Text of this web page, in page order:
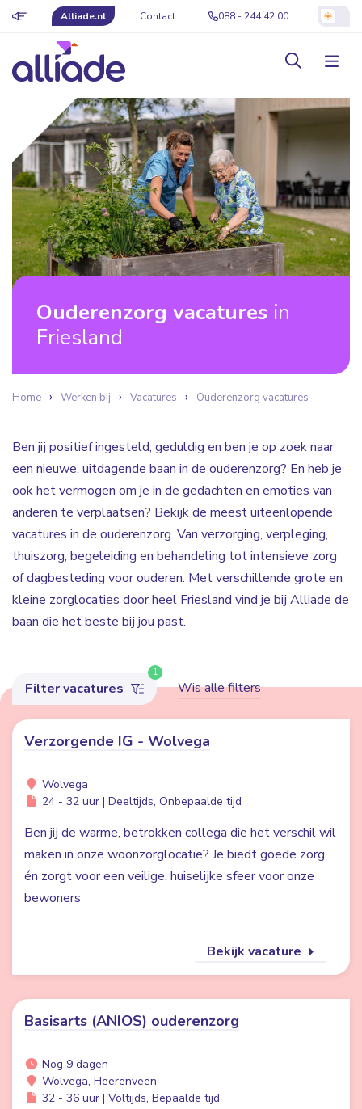
Alliade.nl Contact 088 - 244 42 00
Ouderenzorg vacatures in
Friesland
Home Werken bij Vacatures Ouderenzorg vacatures
Ben jij positief ingesteld, geduldig en ben je op zoek naar
een nieuwe, uitdagende baan in de ouderenzorg? En heb je
ook het vermogen om je in de gedachten en emoties van
anderen te verplaatsen? Bekijk de meest uiteenlopende
vacatures in de ouderenzorg. Van verzorging, verpleging,
thuiszorg, begeleiding en behandeling tot intensieve zorg
of dagbesteding voor ouderen. Met verschillende grote en
kleine zorglocaties door heel Friesland vind je bij Alliade de
baan die het beste bij jou past.
Filter vacatures
1
Wis alle filters
Verzorgende IG - Wolvega
Wolvega
24 - 32 uur | Deeltijds, Onbepaalde tijd
Ben jij de warme, betrokken collega die het verschil wil
maken in onze woonzorglocatie? Je biedt goede zorg
én zorgt voor een veilige, huiselijke sfeer voor onze
bewoners
Bekijk vacature
Basisarts (ANIOS) ouderenzorg
Nog 9 dagen
Wolvega, Heerenveen
32 - 36 uur | Voltijds, Bepaalde tijd